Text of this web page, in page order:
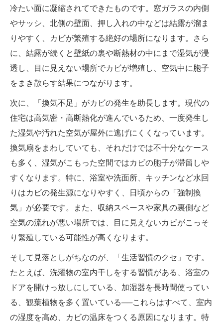
冷たい面に凝縮されてできたものです。窓ガラスの内側
やサッシ、北側の壁面、押し入れの中などは結露が溜ま
りやすく、カビが繁殖する絶好の場所になります。さら
に、結露が続くと壁紙の裏や断熱材の中にまで湿気が浸
透し、目に見えない場所でカビが増殖し、空気中に胞子
をまき散らす結果につながります。
次に、「換気不足」がカビの発生を助長します。現代の
住宅は高気密・高断熱化が進んでいるため、一度発生し
た湿気や汚れた空気が屋外に逃げにくくなっています。
換気扇をまわしていても、それだけでは不十分なケース
も多く、湿気がこもった空間ではカビの胞子が滞留しや
すくなります。特に、浴室や洗面所、キッチンなど水回
りはカビの発生源になりやすく、日頃からの「強制換
気」が必要です。また、収納スペースや家具の裏側など
空気の流れが悪い場所では、目に見えないカビがこっそ
り繁殖している可能性が高くなります。
そして見落としがちなのが、「生活習慣のクセ」です。
たとえば、洗濯物の室内干しをする習慣がある、浴室の
ドアを開けっ放しにしている、加湿器を長時間使ってい
る、観葉植物を多く置いている──これらはすべて、室内
の湿度を高め、カビの温床をつくる原因になります。特